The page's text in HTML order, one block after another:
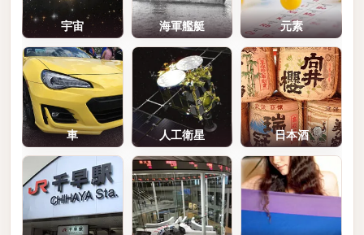
宇宙 海軍艦艇 元素
車 人工衛星 日本酒